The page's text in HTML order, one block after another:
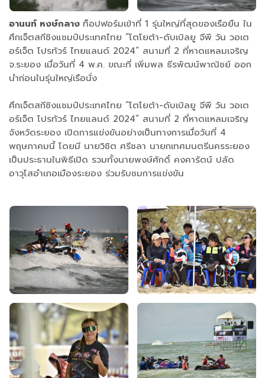
อานนท์ หงษ์กลาง ท็อปฟอร์มเข้าที่ 1 รุ่นใหญ่ที่สุดของเรือยืน ใน
ศึกเจ็ตสกีชิงแชมป์ประเทศไทย “โตโยต้า-ดับเบิลยู จีพี วัน วอเต
อร์เจ็ต โปรทัวร์ ไทยแลนด์ 2024“ สนามที่ 2 ที่หาดแหลมเจริญ
จ.ระยอง เมื่อวันที่ 4 พ.ค. ขณะที่ เพิ่มพล ธีรพัฒน์พาณิชย์ ออก
นำก่อนในรุ่นใหญ่เรือนั่ง
ศึกเจ็ตสกีชิงแชมป์ประเทศไทย “โตโยต้า-ดับเบิลยู จีพี วัน วอเต
อร์เจ็ต โปรทัวร์ ไทยแลนด์ 2024“ สนามที่ 2 ที่หาดแหลมเจริญ
จังหวัดระยอง เปิดการแข่งขันอย่างเป็นทางการเมื่อวันที่ 4
พฤษภาคมนี้ โดยมี นายวิชิต ศรีชลา นายกเทศมนตรีนครระยอง
เป็นประธานในพิธีเปิด รวมทั้งนายพงษ์ศักดิ์ คงคารัตน์ ปลัด
อาวุโสอำเภอเมืองระยอง ร่วมรับชมการแข่งขัน